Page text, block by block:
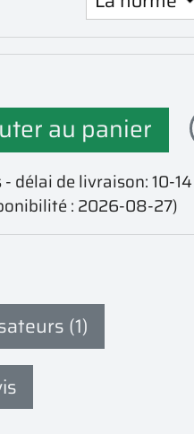
au panier
délai de livraison: 10-
: 2026-08-27)
(1)